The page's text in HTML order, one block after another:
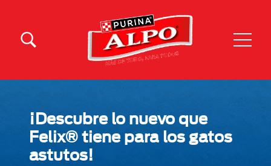
Menu Secundario Alpo
¡Descubre lo nuevo que
Felix® tiene para los gatos
astutos!